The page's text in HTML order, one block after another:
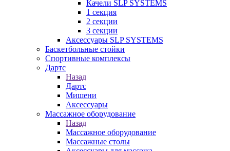
Качели SLP SYSTEMS
1 секция
2 секции
3 секции
Аксессуары SLP SYSTEMS
Баскетбольные стойки
Спортивные комплексы
Дартс
Назад
Дартс
Мишени
Аксессуары
Массажное оборудование
Назад
Массажное оборудование
Массажные столы